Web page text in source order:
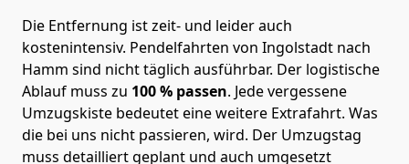
Die Entfernung ist zeit- und leider auch
kostenintensiv. Pendelfahrten von Ingolstadt nach
Hamm sind nicht täglich ausführbar. Der logistische
Ablauf muss zu 100 % passen. Jede vergessene
Umzugskiste bedeutet eine weitere Extrafahrt. Was
die bei uns nicht passieren, wird. Der Umzugstag
muss detailliert geplant und auch umgesetzt